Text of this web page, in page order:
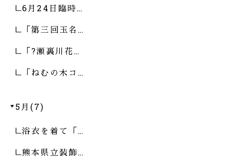
6月24日臨時…
「第三回玉名…
「?瀬裏川花…
「ねむの木コ…
5月(7)
浴衣を着て「…
熊本県立装飾…